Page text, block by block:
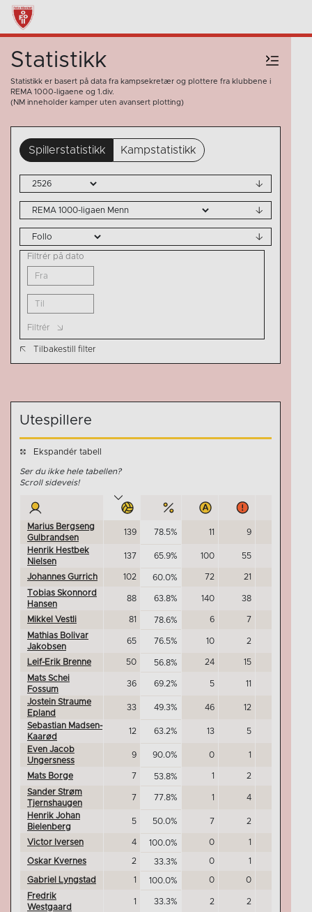
Statistikk
Statistikk er basert på data fra kampsekretær og plottere fra klubbene i
REMA 1000-ligaene og 1.div.
(NM inneholder kamper uten avansert plotting)
Spillerstatistikk Kampstatistikk
Filtrér på dato
Filtrér
Tilbakestill filter
Utespillere
Ekspandér tabell
Ser du ikke hele tabellen?
Scroll sideveis!
Marius Bergseng
Gulbrandsen
139 78.5% 11 9
Henrik Hestbek
Nielsen
137 65.9% 100 55
Johannes Gurrich 102 60.0% 72 21
Tobias Skonnord
Hansen
88 63.8% 140 38
Mikkel Vestli 81 78.6% 6 7
Mathias Bolivar
Jakobsen
65 76.5% 10 2
Leif-Erik Brenne 50 56.8% 24 15
Mats Schei
Fossum
36 69.2% 5 11
Jostein Straume
Epland
33 49.3% 46 12
Sebastian Madsen-
Kaarød
12 63.2% 13 5
Even Jacob
Ungersness
9 90.0% 0 1
Mats Borge 7 53.8% 1 2
Sander Strøm
Tjernshaugen
7 77.8% 1 4
Henrik Johan
Bielenberg
5 50.0% 7 2
Victor Iversen 4 100.0% 0 1
Oskar Kvernes 2 33.3% 0 1
Gabriel Lyngstad 1 100.0% 0 0
Fredrik
Westgaard
1 33.3% 2 2